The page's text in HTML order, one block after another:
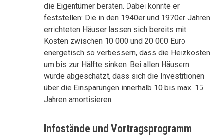
die Eigentümer beraten. Dabei konnte er
feststellen: Die in den 1940er und 1970er Jahren
errichteten Häuser lassen sich bereits mit
Kosten zwischen 10 000 und 20 000 Euro
energetisch so verbessern, dass die Heizkosten
um bis zur Hälfte sinken. Bei allen Häusern
wurde abgeschätzt, dass sich die Investitionen
über die Einsparungen innerhalb 10 bis max. 15
Jahren amortisieren.
Infostände und Vortragsprogramm